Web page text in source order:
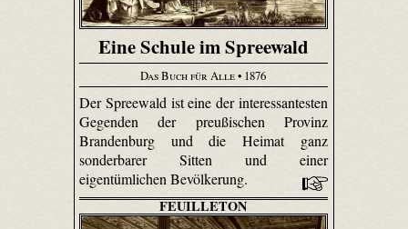
Eine Schule im Spreewald
Das Buch für Alle• 1876
Der Spreewald ist eine der interessantesten
Gegenden der preußischen Provinz
Brandenburg und die Heimat ganz
sonderbarer Sitten und einer
eigentümlichen Bevölkerung.
FEUILLETON